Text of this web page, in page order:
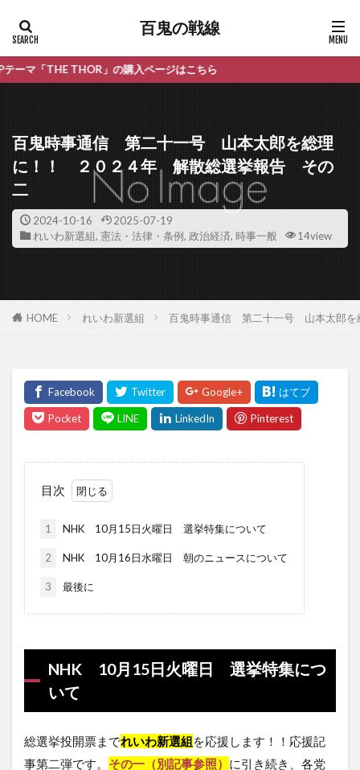
百鬼の戦線
」の購入ページはこちら
百鬼時事通信 第二十一号 山本太郎を総理
に！！ ２０２４年 解散総選挙報告 その
二
2024-10-16
2025-07-19
れいわ新選組, 憲法・法律・条例, 政治経済, 時事一般 14view
HOME れいわ新選組 百鬼時事通信 第二十一号 山本太郎
目次
1 NHK 10月15日火曜日 選挙特集について
2 NHK 10月16日水曜日 朝のニュースについて
3 最後に
NHK 10月15日火曜日 選挙特集につ
いて
総選挙投開票までれいわ新選組を応援します！！応援記
事第二弾です。 その一（別記事参照） に引き続き、各党